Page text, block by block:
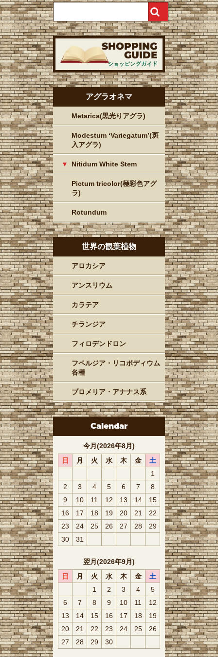
アグラオネマ
Metarica(黒光りアグラ)
Modestum ‘Variegatum’(斑
入アグラ)
Nitidum White Stem
Pictum tricolor(極彩色アグ
ラ)
Rotundum
世界の観葉植物
アロカシア
アンスリウム
カラテア
チランジア
フィロデンドロン
フペルジア・リコポディウム
各種
ブロメリア・アナナス系
Calendar
今月(2026年8月)
日
月 火 水 木 金
土
1
2
3 4 5 6 7
8
9
10 11 12 13 14
15
16
17 18 19 20 21
22
23
24 25 26 27 28
29
30
31
翌月(2026年9月)
日
月 火 水 木 金
土
1
2 3 4
5
6
7 8 9 10 11
12
13
14 15 16 17 18
19
20
21 22 23 24 25
26
27
28 29 30